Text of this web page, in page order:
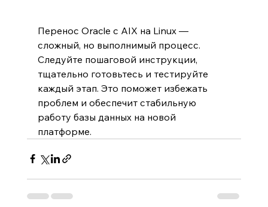
Перенос Oracle с AIX на Linux —
сложный, но выполнимый процесс.
Следуйте пошаговой инструкции,
тщательно готовьтесь и тестируйте
каждый этап. Это поможет избежать
проблем и обеспечит стабильную
работу базы данных на новой
платформе.